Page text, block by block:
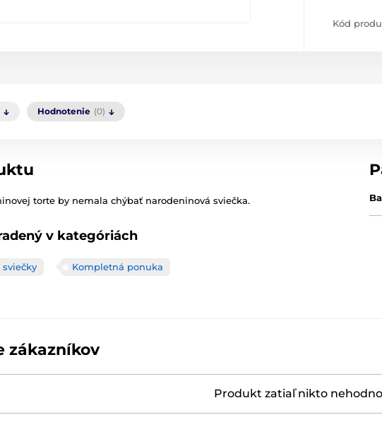
Kód
Hodnotenie (0)
torte by nemala chýbať narodeninová sviečka.
v kategóriách
Kompletná ponuka
zákazníkov
Produkt zatiaľ nikto